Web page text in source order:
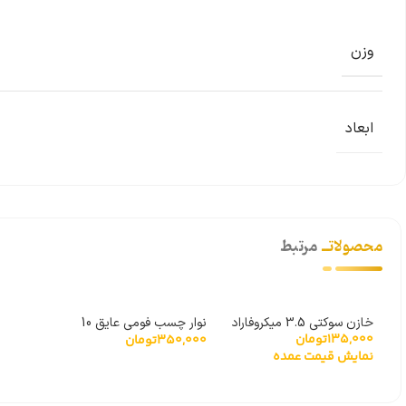
وزن
ابعاد
محصولاتــمرتبط
خازن سوکتی 3.5 میکروفاراد
135,000تومان
نمایش قیمت عمده
نوار چسب فومی عایق 10
متری
350,000تومان